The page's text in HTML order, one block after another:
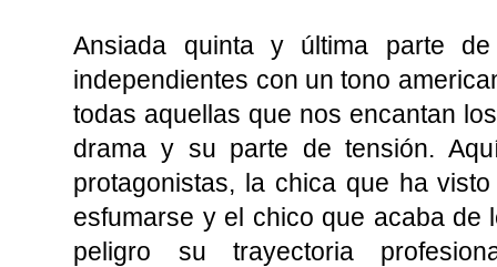
Ansiada quinta y última parte
independientes con un tono
todas aquellas que nos encantan
drama y su parte de tensión.
protagonistas, la chica que ha
esfumarse y el chico que acaba de
peligro su trayectoria